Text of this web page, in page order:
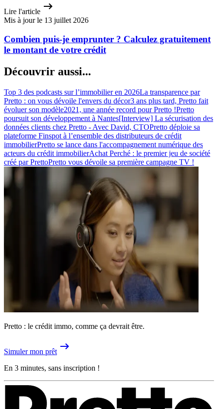
Lire l'article
Mis à jour le 13 juillet 2026
Combien puis-je emprunter ? Calculez gratuitement
le montant de votre crédit
Découvrir aussi...
Top 3 des podcasts sur l’immobilier en 2026La transparence par
Pretto : on vous dévoile l'envers du décor3 ans plus tard, Pretto fait
évoluer son modèle2021, une année record pour Pretto !Pretto
poursuit son développement à Nantes[Interview] La sécurisation des
données clients chez Pretto - Avec David, CTOPretto déploie sa
plateforme Finspot à l’ensemble des distributeurs de crédit
immobilierPretto se lance dans l'accompagnement numérique des
acteurs du crédit immobilierAchat Perché : le premier jeu de société
créé par PrettoPretto vous dévoile sa première campagne TV !
Pretto : le crédit immo, comme ça devrait être.
Simuler mon prêt
En 3 minutes, sans inscription !